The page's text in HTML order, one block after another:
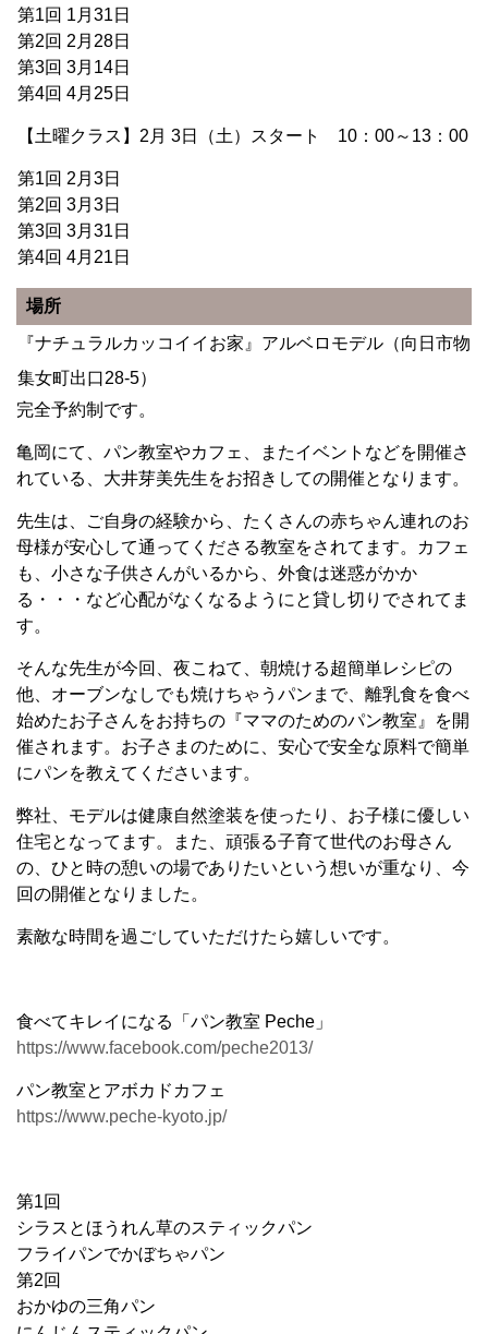
第1回 1月31日
第2回 2月28日
第3回 3月14日
第4回 4月25日
【土曜クラス】2月 3日（土）スタート 10：00～13：00
第1回 2月3日
第2回 3月3日
第3回 3月31日
第4回 4月21日
場所
『ナチュラルカッコイイお家』アルベロモデル（向日市物
集女町出口28-5）
完全予約制です。
亀岡にて、パン教室やカフェ、またイベントなどを開催さ
れている、大井芽美先生をお招きしての開催となります。
先生は、ご自身の経験から、たくさんの赤ちゃん連れのお
母様が安心して通ってくださる教室をされてます。カフェ
も、小さな子供さんがいるから、外食は迷惑がかか
る・・・など心配がなくなるようにと貸し切りでされてま
す。
そんな先生が今回、夜こねて、朝焼ける超簡単レシピの
他、オーブンなしでも焼けちゃうパンまで、離乳食を食べ
始めたお子さんをお持ちの『ママのためのパン教室』を開
催されます。お子さまのために、安心で安全な原料で簡単
にパンを教えてくださいます。
弊社、モデルは健康自然塗装を使ったり、お子様に優しい
住宅となってます。また、頑張る子育て世代のお母さん
の、ひと時の憩いの場でありたいという想いが重なり、今
回の開催となりました。
素敵な時間を過ごしていただけたら嬉しいです。
食べてキレイになる「パン教室 Peche」
https://www.facebook.com/peche2013/
パン教室とアボカドカフェ
https://www.peche-kyoto.jp/
第1回
シラスとほうれん草のスティックパン
フライパンでかぼちゃパン
第2回
おかゆの三角パン